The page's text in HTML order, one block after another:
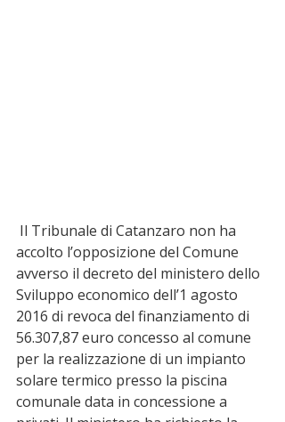
accolto l’opposizione del Comune
avverso il decreto del ministero dello
Sviluppo economico dell’1 agosto
2016 di revoca del finanziamento di
56.307,87 euro concesso al comune
per la realizzazione di un impianto
solare termico presso la piscina
comunale data in concessione a